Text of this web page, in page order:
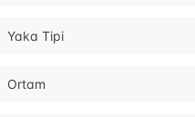
Yaka Tipi
Ortam